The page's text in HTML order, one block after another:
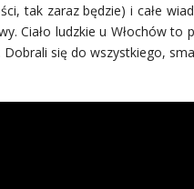
tak zaraz będzie) i całe
Ciało ludzkie u Włochów to
się do wszystkiego,